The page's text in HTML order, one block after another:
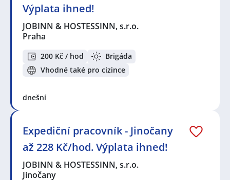
Výplata ihned!
JOBINN & HOSTESSINN, s.r.o.
Praha
200 Kč / hod
Brigáda
Vhodné také pro cizince
dnešní
Expediční pracovník - Jinočany
až 228 Kč/hod. Výplata ihned!
JOBINN & HOSTESSINN, s.r.o.
Jinočany